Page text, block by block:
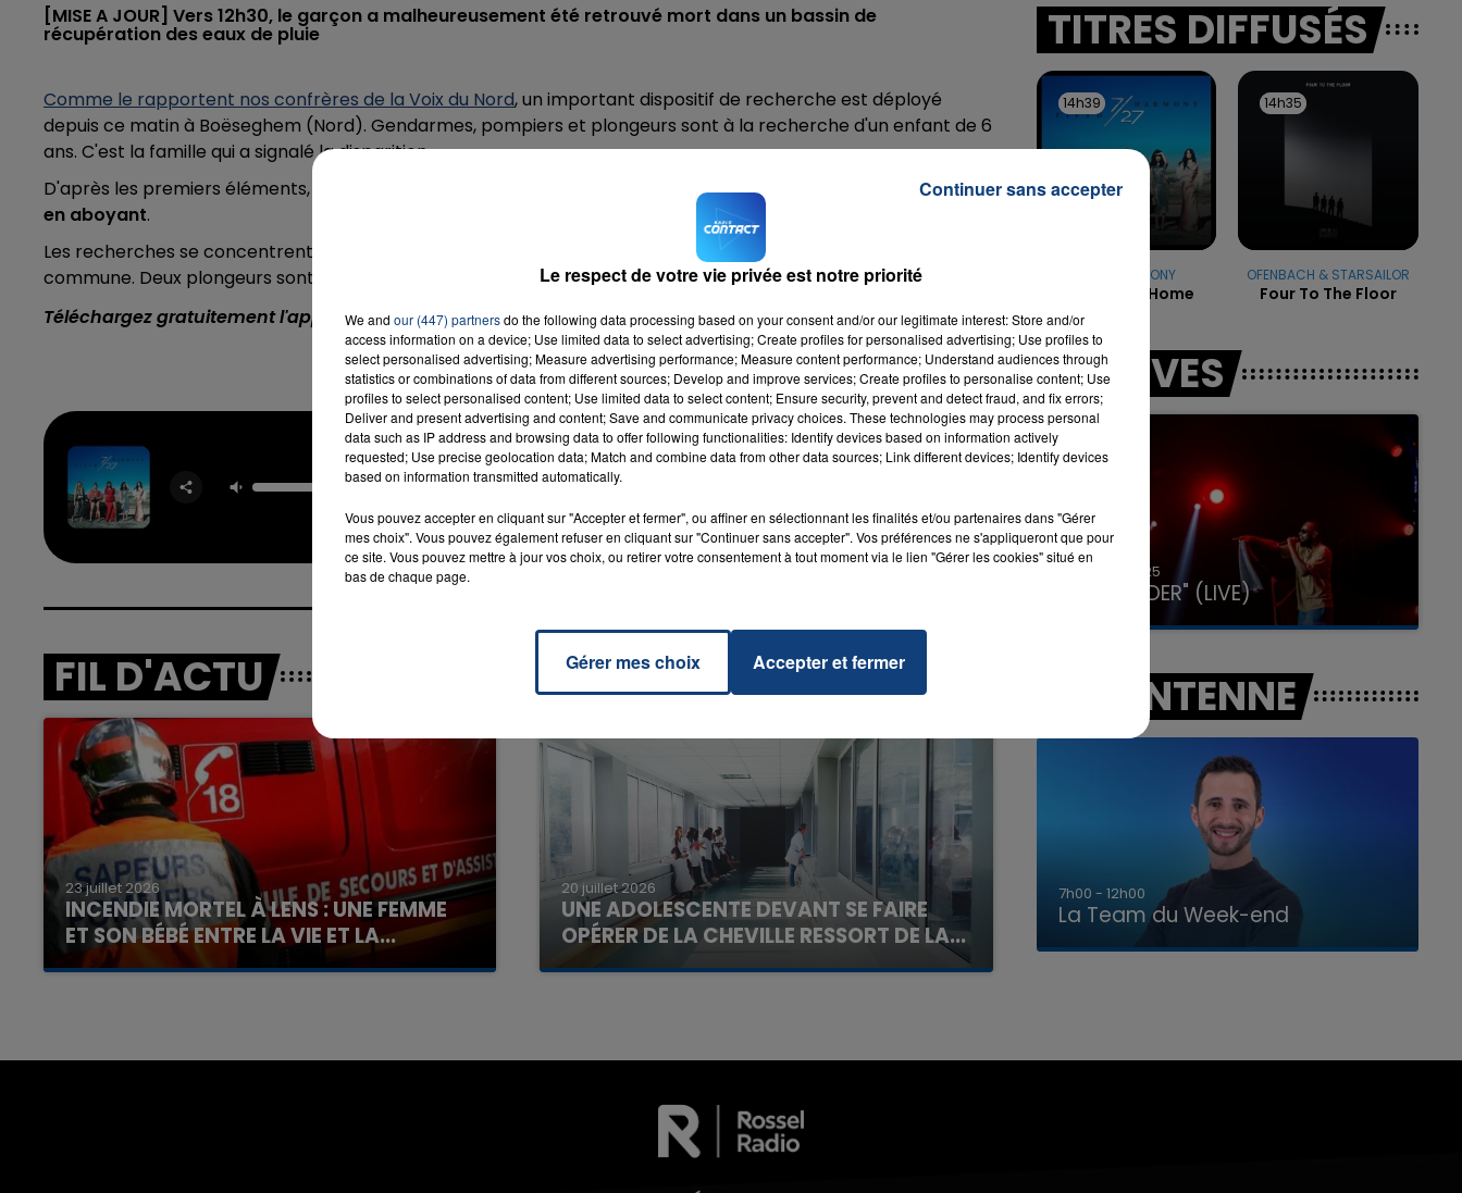
16h00 - 20h00
LA TEAM DU WEEK-END
7h00 - 12h00
LA TEAM DU WEEK-END LA TEAM DU WEEK-END
[MISE A JOUR] Vers 12h30, le garçon a malheureusement été retrouvé mort dans un bassin de
récupération des eaux de pluie
Comme le rapportent nos confrères de la Voix du Nord, un important dispositif de recherche est déployé
depuis ce matin à Boëseghem (Nord). Gendarmes, pompiers et plongeurs sont à la recherche d'un enfant de 6
ans. C'est la famille qui a signalé la disparition.
D'après les premiers éléments,
le garçon était parti se promener avec son chien. L'animal est revenu seul
en aboyant.
Les recherches se concentrent autour d'une exploitation agricole, rue de la Chapelle, et de l'école de la
commune. Deux plongeurs sont également mobilisés autour d'un bassin de récupération des eaux de pluie.
Téléchargez gratuitement l'application Contact FM sur
et
Work From
Home
HARMONY
RADIO CONTACT
FIL D'ACTU
23 juillet 2026
INCENDIE MORTEL À LENS : UNE FEMME
ET SON BÉBÉ ENTRE LA VIE ET LA...
Un homme s'est immolé par le feu après avoir
20 juillet 2026
UNE ADOLESCENTE DEVANT SE FAIRE
OPÉRER DE LA CHEVILLE RESSORT DE LA...
La famille a porté plainte contre la clinique qui a
TITRES DIFFUSÉS
14h39
14h39
FIFTH HARMONY
Work From Home
14h35
14h35
OFENBACH & STARSAILOR
Four To The Floor
LES LIVES
31 janvier 2025
GIMS "SPIDER" (LIVE)
A L'ANTENNE
7h00 - 12h00
La Team du Week-end
16h00 - 20h00
La Team du Week-end
7h00 - 12h00
La Team du Week-end
Le respect de votre vie privée est notre priorité
We and our (447) partnersdo the following data processing based on your consent and/or our legitimate interest: Store and/or
access information on a device; Use limited data to select advertising; Create profiles for personalised advertising; Use profiles to
select personalised advertising; Measure advertising performance; Measure content performance; Understand audiences through
statistics or combinations of data from different sources; Develop and improve services; Create profiles to personalise content; Use
profiles to select personalised content; Use limited data to select content; Ensure security, prevent and detect fraud, and fix errors;
Deliver and present advertising and content; Save and communicate privacy choices. These technologies may process personal
data such as IP address and browsing data to offer following functionalities: Identify devices based on information actively
requested; Use precise geolocation data; Match and combine data from other data sources; Link different devices; Identify devices
based on information transmitted automatically.
Vous pouvez accepter en cliquant sur "Accepter et fermer", ou affiner en sélectionnant les finalités et/ou partenaires dans "Gérer
mes choix". Vous pouvez également refuser en cliquant sur "Continuer sans accepter". Vos préférences ne s'appliqueront que pour
ce site. Vous pouvez mettre à jour vos choix, ou retirer votre consentement à tout moment via le lien "Gérer les cookies" situé en
bas de chaque page.
Gérer mes choix Accepter et fermer
Continuer sans accepter